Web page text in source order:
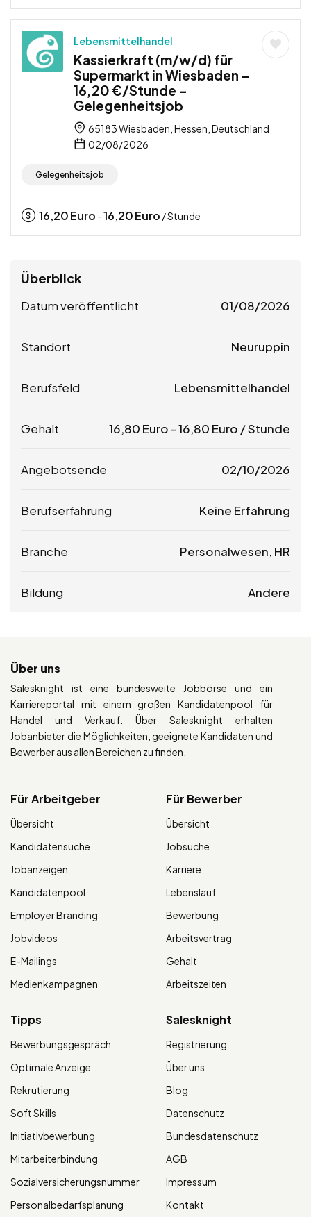
Lebensmittelhandel
Kassierkraft (m/w/d) für
Supermarkt in Wiesbaden –
16,20 €/Stunde –
Gelegenheitsjob
65183 Wiesbaden, Hessen, Deutschland
02/08/2026
Gelegenheitsjob
16,20Euro -16,20Euro / Stunde
Überblick
Datum veröffentlicht 01/08/2026
Standort Neuruppin
Berufsfeld Lebensmittelhandel
Gehalt 16,80 Euro -16,80 Euro / Stunde
Angebotsende 02/10/2026
Berufserfahrung Keine Erfahrung
Branche Personalwesen, HR
Bildung Andere
Über uns
Salesknight ist eine bundesweite Jobbörse und ein
Karriereportal mit einem großen Kandidatenpool für
Handel und Verkauf. Über Salesknight erhalten
Jobanbieter die Möglichkeiten, geeignete Kandidaten und
Bewerber aus allen Bereichen zu finden.
Für Arbeitgeber
Übersicht
Kandidatensuche
Jobanzeigen
Kandidatenpool
Employer Branding
Jobvideos
E-Mailings
Medienkampagnen
Für Bewerber
Übersicht
Jobsuche
Karriere
Lebenslauf
Bewerbung
Arbeitsvertrag
Gehalt
Arbeitszeiten
Tipps
Bewerbungsgespräch
Optimale Anzeige
Rekrutierung
Soft Skills
Initiativbewerbung
Mitarbeiterbindung
Sozialversicherungsnummer
Personalbedarfsplanung
Salesknight
Registrierung
Über uns
Blog
Datenschutz
Bundesdatenschutz
AGB
Impressum
Kontakt